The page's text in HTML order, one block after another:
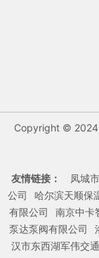
Copyright ©
友情链接：
凤城
公司
哈尔滨天顺保
有限公司
南京中卡
泵达泵阀有限公司
汉市东西湖军伟交